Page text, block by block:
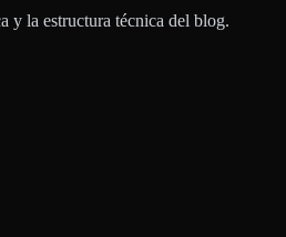
y la estructura técnica del blog.